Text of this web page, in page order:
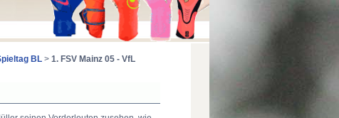
BL > 1. FSV Mainz 05 - VfL